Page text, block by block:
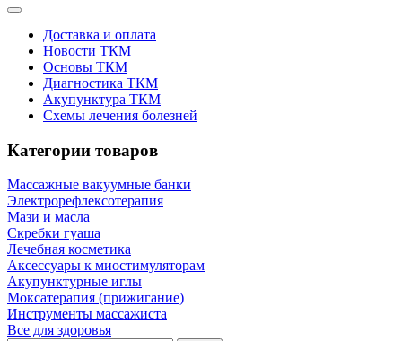
Доставка и оплата
Новости ТКМ
Основы ТКМ
Диагностика ТКМ
Акупунктура ТКМ
Схемы лечения болезней
Категории товаров
Массажные вакуумные банки
Электрорефлексотерапия
Мази и масла
Скребки гуаша
Лечебная косметика
Аксессуары к миостимуляторам
Акупунктурные иглы
Моксатерапия (прижигание)
Инструменты массажиста
Все для здоровья